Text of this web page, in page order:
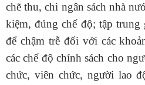
chẽ thu, chi ngân sách nhà
kiệm, đúng chế độ; tập trung
để chậm trễ đối với các
các chế độ chính sách cho
chức, viên chức, người lao